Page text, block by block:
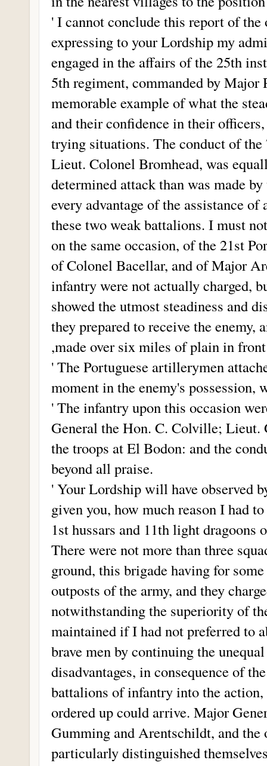
' I cannot conclude this report of
expressing to your Lordship my
engaged in the affairs of the 25th
5th regiment, commanded by
memorable example of what the
and their confidence in their
trying situations. The conduct of
Lieut. Colonel Bromhead, was
determined attack than was made
every advantage of the assistance
these two weak battalions. I must
on the same occasion, of the 21st
of Colonel Bacellar, and of Major
infantry were not actually charged,
showed the utmost steadiness and
they prepared to receive the enemy,
,made over six miles of plain in
' The Portuguese artillerymen
moment in the enemy's possession,
' The infantry upon this occasion
General the Hon. C. Colville; Lieut.
the troops at El Bodon: and the
beyond all praise.
' Your Lordship will have observed
given you, how much reason I had
1st hussars and 11th light
There were not more than three
ground, this brigade having for
outposts of the army, and they
notwithstanding the superiority of
maintained if I had not preferred to
brave men by continuing the
disadvantages, in consequence of
battalions of infantry into the
ordered up could arrive. Major
Gumming and Arentschildt, and the
particularly distinguished